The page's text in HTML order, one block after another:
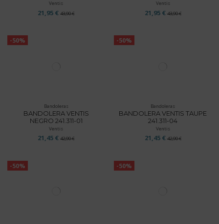
Ventis
21,95 €43,90 €
Ventis
21,95 € 43,90 €
-50%
Bandoleras
BANDOLERA VENTIS
NEGRO 241.311-01
Ventis
21,45 €42,90 €
-50%
Bandoleras
BANDOLERA VENTIS TAUPE
241.311-04
Ventis
21,45 € 42,90 €
-50% -50%